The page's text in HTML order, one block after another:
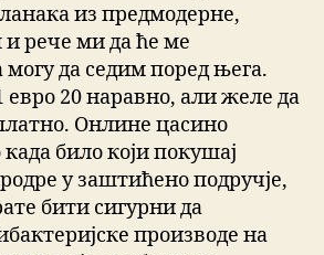
из предмодерне,
рече ми да ће ме
да седим поред њега.
евро 20 наравно, али желе да
Онлине цасино
било који покушај
у заштићено подручје,
бити сигурни да
производе на